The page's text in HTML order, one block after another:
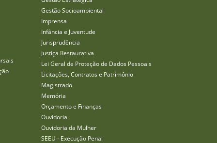
Gestão Socioambiental
Imprensa
Infância e Juventude
Jurisprudência
Justiça Restaurativa
Lei Geral de Proteção de Dados Pessoais
Licitações, Contratos e Patrimônio
Magistrado
Memória
Orçamento e Finanças
Ouvidoria
Ouvidoria da Mulher
SEEU - Execução Penal